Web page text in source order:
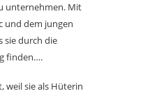
unternehmen. Mit
und dem jungen
sie durch die
finden….
weil sie als Hüterin